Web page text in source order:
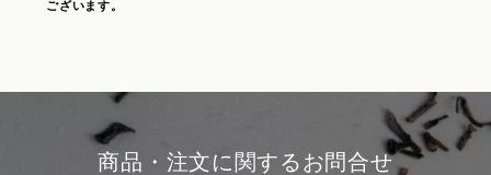
ございます。
商品・注文に関するお問合せ